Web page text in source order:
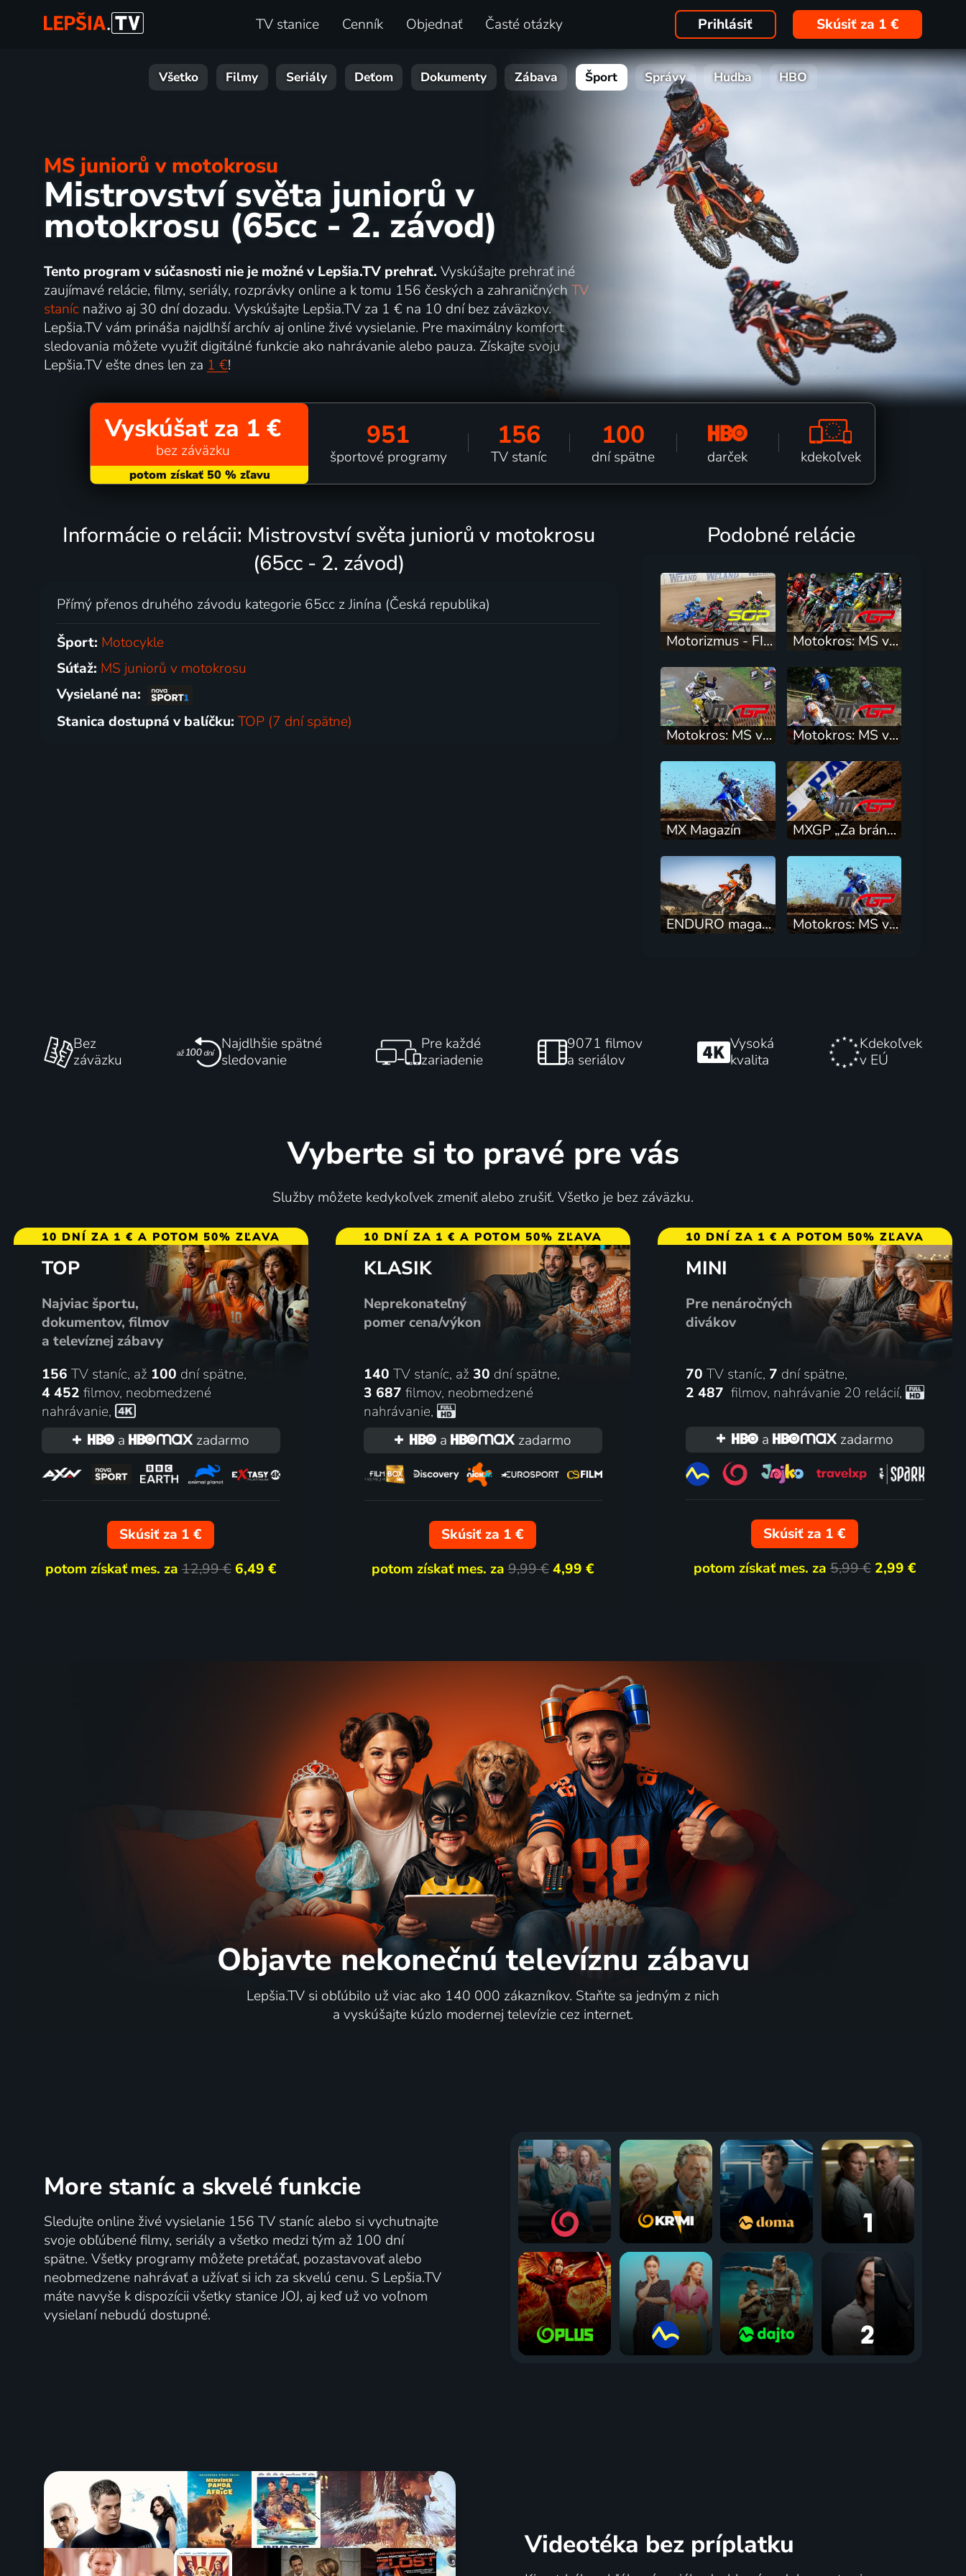
TV stanice Cenník Objednať Časté otázky Prihlásiť Skúsiť za 1 €
Všetko Filmy Seriály Deťom Dokumenty Zábava Šport Správy Hudba HBO
MS juniorů v motokrosu
Mistrovství světa juniorů v
motokrosu (65cc - 2. závod)
Tento program v súčasnosti nie je možné v Lepšia.TV prehrať. Vyskúšajte prehrať iné
zaujímavé relácie, filmy, seriály, rozprávky online a k tomu 156 českých a zahraničných TV
stanícnaživo aj 30 dní dozadu. Vyskúšajte Lepšia.TV za 1 € na 10 dní bez záväzkov.
Lepšia.TV vám prináša najdlhší archív aj online živé vysielanie. Pre maximálny komfort
sledovania môžete využiť digitálné funkcie ako nahrávanie alebo pauza. Získajte svoju
Lepšia.TV ešte dnes len za 1 €!
Vyskúšať za 1 €
bez záväzku 951
športové programy
156
TV staníc
100
dní spätne darček kdekoľvek
Informácie o relácii: Mistrovství světa juniorů v motokrosu
(65cc - 2. závod)
Přímý přenos druhého závodu kategorie 65cc z Jinína (Česká republika)
Šport: Motocykle
Súťaž: MS juniorů v motokrosu
Vysielané na:
Stanica dostupná v balíčku:TOP (7 dní spätne)
Podobné relácie
Motorizmus - FIM Speedway Grand Prix 2026 - FIM Speedway Grand Prix 2026 (Riga) Motokros: MS v Uddevalle
Motokros: MS v Lokti Motokros: MS v Lommelu
MX Magazín MXGP „Za bránou“
ENDURO magazín Motokros: MS ve Swindonu
Bez
záväzku
Najdlhšie spätné
sledovanie
Pre každé
zariadenie
9071 filmov
a seriálov
Vysoká
kvalita
Kdekoľvek
v EÚ
Vyberte si to pravé pre vás
Služby môžete kedykoľvek zmeniť alebo zrušiť. Všetko je bez záväzku.
10 DNÍ ZA 1 € A POTOM 50% ZĽAVA
TOP
Najviac športu,
dokumentov, filmov
a televíznej zábavy
156 TV staníc, až 100 dní spätne,
4 452 filmov, neobmedzené
nahrávanie,
a
zadarmo
Skúsiť za 1 €
potom získať mes. za12,99 € 6,49 €
10 DNÍ ZA 1 € A POTOM 50% ZĽAVA
KLASIK
Neprekonateľný
pomer cena/výkon
140 TV staníc, až 30 dní spätne,
3 687 filmov, neobmedzené
nahrávanie,
a
zadarmo
Skúsiť za 1 €
potom získať mes. za9,99 € 4,99 €
10 DNÍ ZA 1 € A POTOM 50% ZĽAVA
MINI
Pre nenáročných
divákov
70 TV staníc, 7 dní spätne,
2 487 filmov, nahrávanie 20 relácií,
a zadarmo
Skúsiť za 1 €
potom získať mes. za5,99 € 2,99 €
Objavte nekonečnú televíznu zábavu
Lepšia.TV si obľúbilo už viac ako 140 000 zákazníkov. Staňte sa jedným z nich
a vyskúšajte kúzlo modernej televízie cez internet.
More staníc a skvelé funkcie
Sledujte online živé vysielanie 156 TV staníc alebo si vychutnajte
svoje obľúbené filmy, seriály a všetko medzi tým až 100 dní
spätne. Všetky programy môžete pretáčať, pozastavovať alebo
neobmedzene nahrávať a užívať si ich za skvelú cenu. S Lepšia.TV
máte navyše k dispozícii všetky stanice JOJ, aj keď už vo voľnom
vysielaní nebudú dostupné.
Videotéka bez príplatku